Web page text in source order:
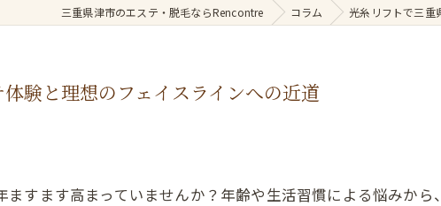
三重県津市のエステ・脱毛ならRencontre コラム 光糸リフトで三重
験と理想のフェイスラインへの近道
すます高まっていませんか？年齢や生活習慣による悩みか